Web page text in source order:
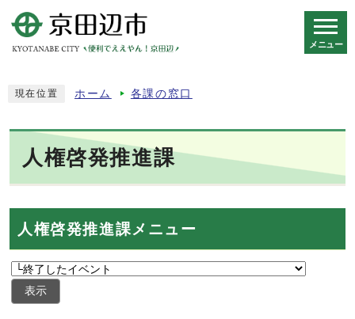
メニュー
現在位置 ホーム 各課の窓口
人権啓発推進課
人権啓発推進課メニュー
表示